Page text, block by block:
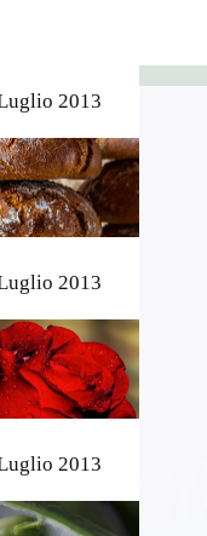
2013
2013
2013